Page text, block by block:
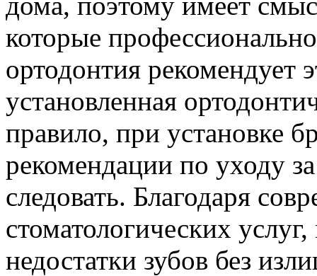
которые
ортодонтия рекомендует
установленная
правило, при установке
рекомендации по уходу
следовать. Благодаря
стоматологических
недостатки зубов без